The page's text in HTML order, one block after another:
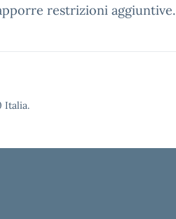
restrizioni aggiuntive.
Italia.